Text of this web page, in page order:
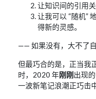
让知识间的引用关
让我可以 “随机”
得新的灵感。
—— 如果没有，大不了自
但最巧合的是，正当我
时，2020 年刚刚 出现
一波新笔记浪潮正巧击